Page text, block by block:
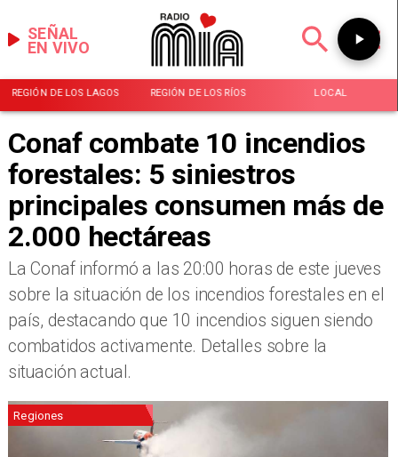
EN VIVO
SEÑAL
REGIÓN DE LOS LAGOS REGIÓN DE LOS RÍOS LOCAL
Conaf combate 10 incendios
forestales: 5 siniestros
principales consumen más de
2.000 hectáreas
La Conaf informó a las 20:00 horas de este jueves
sobre la situación de los incendios forestales en el
país, destacando que 10 incendios siguen siendo
combatidos activamente. Detalles sobre la
situación actual.
Regiones